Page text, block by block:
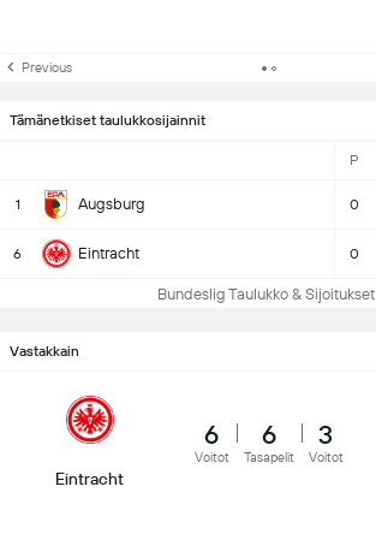
Previous
Tämänetkiset taulukkosijainnit
P
1 Augsburg 0
6 Eintracht 0
Bundeslig Taulukko & Sijoitukset
Vastakkain
Eintracht
6
Voitot
6
Tasapelit
3
Voitot